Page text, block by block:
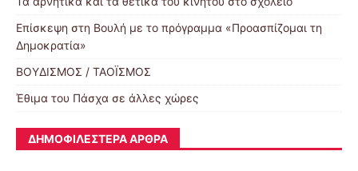
Επίσκεψη στη Βουλή με το πρόγραμμα «Προασπίζομαι τη
Δημοκρατία»
ΒΟΥΔΙΣΜΟΣ / ΤΑΟΪΣΜΟΣ
Έθιμα του Πάσχα σε άλλες χώρες
ΔΗΜΟΦΙΛΈΣΤΕΡΑ ΆΡΘΡΑ